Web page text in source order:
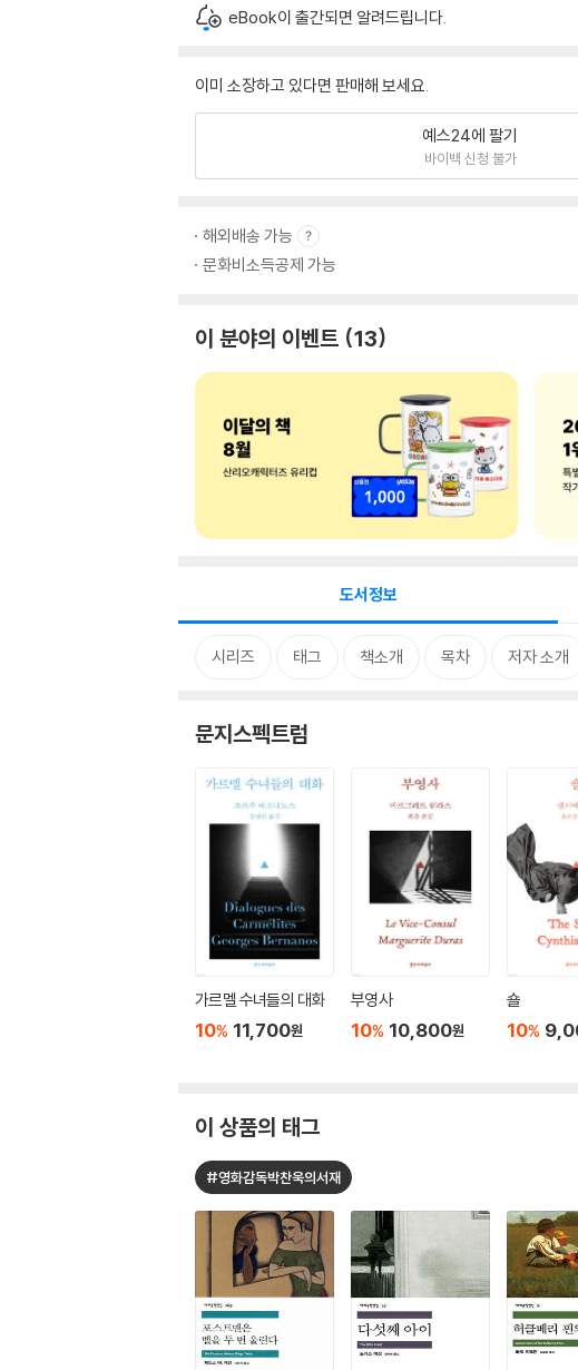
eBook이 출간되면 알려드립니다.
이미 소장하고 있다면 판매해 보세요.
예스24에 팔기
바이백 신청 불가
해외배송 가능
문화비소득공제 가능
이 분야의 이벤트 13
도서정보
시리즈 태그 책소개 목차 저자 소개
문지스펙트럼
가르멜 수녀들의 대화
10% 11,700원
부영사
10% 10,800원
숄
10%
이 상품의 태그
#영화감독박찬욱의서재